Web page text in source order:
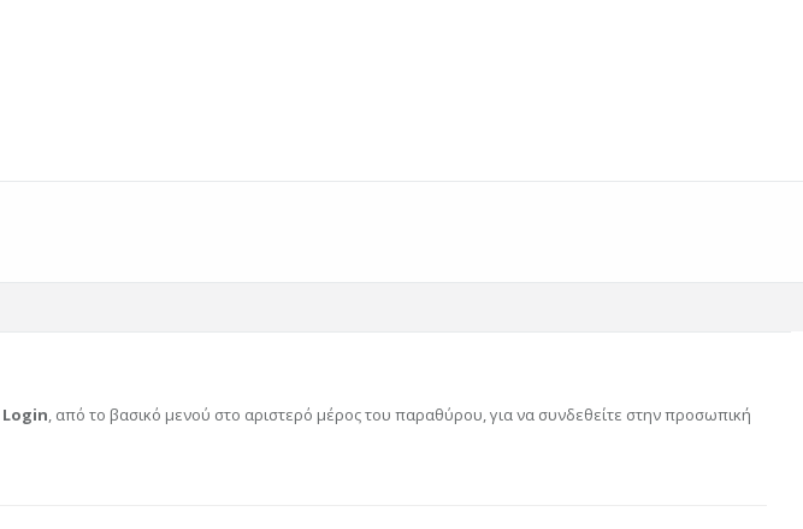
Login, από το βασικό μενού στο αριστερό μέρος του παραθύρου, για να συνδεθείτε στην προσωπική